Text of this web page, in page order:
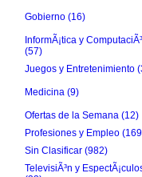
Gobierno (16)
InformÃ¡tica y
(57)
Juegos y Entretenimiento
Medicina (9)
Ofertas de la Semana (12)
Profesiones y Empleo
Sin Clasificar (982)
TelevisiÃ³n y